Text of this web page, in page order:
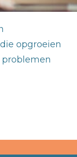
opgroeien
problemen